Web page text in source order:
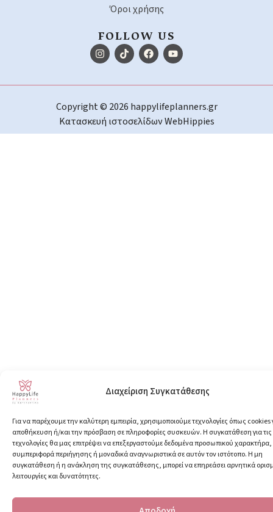
Διαχείριση Συγκατάθεσης
Για να παρέχουμε την καλύτερη εμπειρία, χρησιμοποιούμε τεχνολογίες όπως cookies
αποθήκευση ή/και την πρόσβαση σε πληροφορίες συσκευών. Η συγκατάθεση για
τεχνολογίες θα μας επιτρέψει να επεξεργαστούμε δεδομένα προσωπικού
συμπεριφορά περιήγησης ή μοναδικά αναγνωριστικά σε αυτόν τον ιστότοπο. Η μη
συγκατάθεση ή η ανάκληση της συγκατάθεσης, μπορεί να επηρεάσει αρνητικά
λειτουργίες και δυνατότητες.
Όροι χρήσης
FOLLOW US
Copyright © 2026 happylifeplanners.gr
Κατασκευή ιστοσελίδωνWebHippies